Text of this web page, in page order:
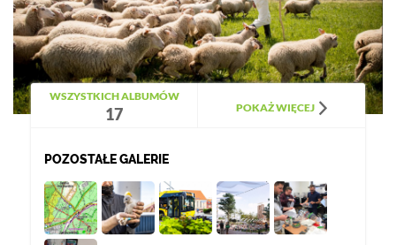
WSZYSTKICH ALBUMÓW
17 POKAŻ WIĘCEJ
POZOSTAŁE GALERIE